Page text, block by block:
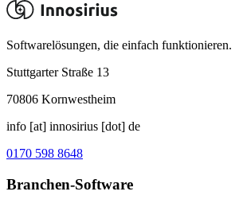
Softwarelösungen, die einfach funktionieren.
Stuttgarter Straße 13
70806 Kornwestheim
info [at] innosirius [dot] de
0170 598 8648
Branchen-Software